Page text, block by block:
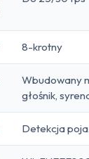
8-krotny
Wbudowany
głośnik,
Detekcja